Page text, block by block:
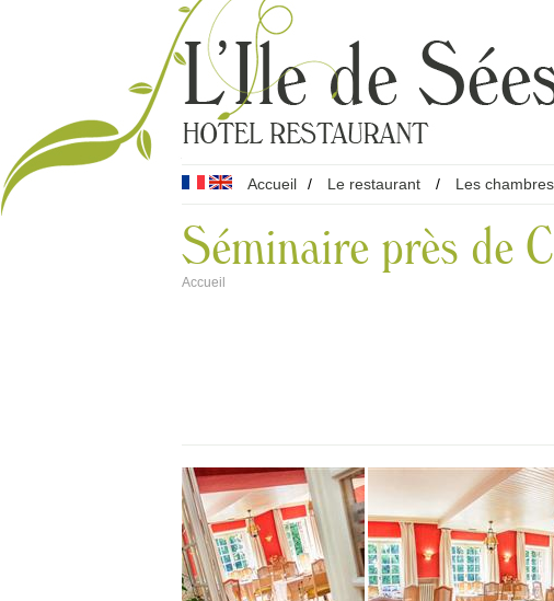
Accueil / Le restaurant / Les chambres
Séminaire près de
Accueil